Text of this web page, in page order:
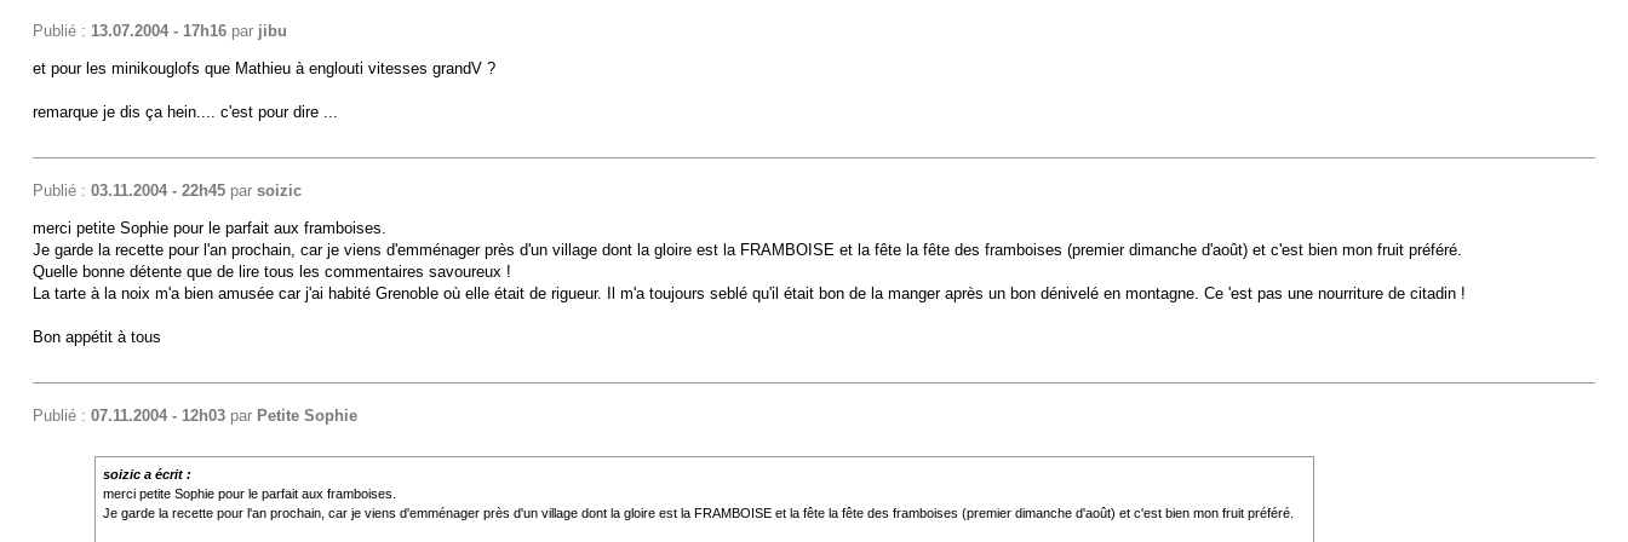
Publié : 13.07.2004 - 17h16par jibu
et pour les minikouglofs que Mathieu à englouti vitesses grandV ?
remarque je dis ça hein.... c'est pour dire ...
Publié : 03.11.2004 - 22h45par soizic
merci petite Sophie pour le parfait aux framboises.
Je garde la recette pour l'an prochain, car je viens d'emménager près d'un village dont la gloire est la FRAMBOISE et la fête la fête des framboises (premier dimanche d'août) et c'est bien mon fruit préféré.
Quelle bonne détente que de lire tous les commentaires savoureux !
La tarte à la noix m'a bien amusée car j'ai habité Grenoble où elle était de rigueur. Il m'a toujours seblé qu'il était bon de la manger après un bon dénivelé en montagne. Ce 'est pas une nourriture de citadin !
Bon appétit à tous
Publié : 07.11.2004 - 12h03par Petite Sophie
soizic a écrit :
merci petite Sophie pour le parfait aux framboises.
Je garde la recette pour l'an prochain, car je viens d'emménager près d'un village dont la gloire est la FRAMBOISE et la fête la fête des framboises (premier dimanche d'août) et c'est bien mon fruit préféré.